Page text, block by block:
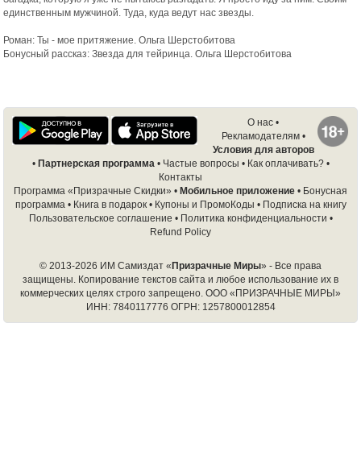
единственным мужчиной. Туда, куда ведут нас звезды.
Роман: Ты - мое притяжение. Ольга Шерстобитова
Бонусный рассказ: Звезда для тейринца. Ольга Шерстобитова
О нас •
Рекламодателям•
Условия для авторов
• Партнерская программа• Частые вопросы • Как оплачивать?•
Контакты
Программа «Призрачные Скидки» • Мобильное приложение • Бонусная
программа• Книга в подарок• Купоны и ПромоКоды • Подписка на книгу
Пользовательское соглашение • Политика конфиденциальности •
Refund Policy
© 2013-2026 ИМ Самиздат « Призрачные Миры» - Все права
защищены. Копирование текстов сайта и любое использование их в
коммерческих целях строго запрещено. ООО «ПРИЗРАЧНЫЕ МИРЫ»
ИНН: 7840117776 ОГРН: 1257800012854